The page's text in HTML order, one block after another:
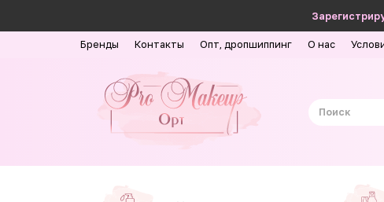
Бренды Контакты Опт, дропшиппинг О нас